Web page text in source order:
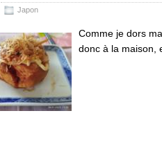
Japon
Comme je dors
donc à la maison,